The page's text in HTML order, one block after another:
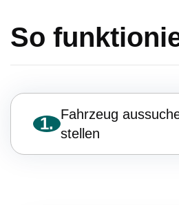
So
1. Fahrzeug
stellen